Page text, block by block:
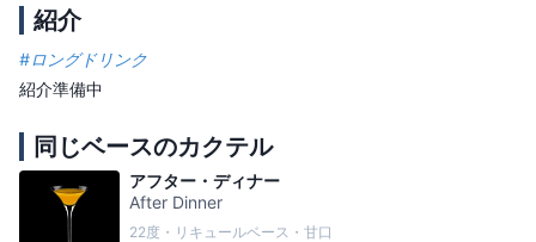
紹介
#ロングドリンク
紹介準備中
同じベースのカクテル
アフター・ディナー
After Dinner
22度・リキュールベース・甘口